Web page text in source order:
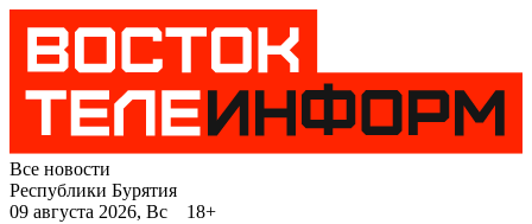
Все новости
Республики Бурятия
09 августа 2026, Вс 18+